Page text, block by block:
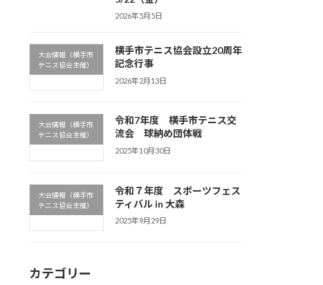
2026年5月5日
大会情報（横手市
テニス協会主催）
横手市テニス協会設立20周年
記念行事
2026年2月13日
大会情報（横手市
テニス協会主催）
令和7年度 横手市テニス交
流会 球納め団体戦
2025年10月30日
大会情報（横手市
テニス協会主催）
令和７年度 スポーツフェス
ティバル in 大森
2025年9月29日
カテゴリー